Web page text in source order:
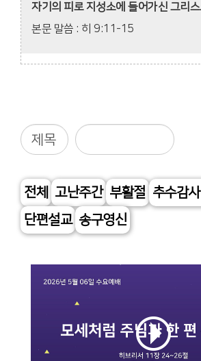
자기의 피로 지성소에 들어가신 그리
본문 말씀 : 히 9:11-15
전체 고난주간 부활절 추수감
단편설교 송구영신